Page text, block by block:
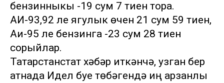
бензинныкы -19 сум 7 тиен тора.
АИ-93,92 ле ягулык өчен 21 сум 59 тиен,
Аи-95 ле бензинга -23 сум 28 тиен
сорыйлар.
Татарстанстат хәбәр иткәнчә, узган бер
атнада Идел буе төбәгендә иң арзанлы